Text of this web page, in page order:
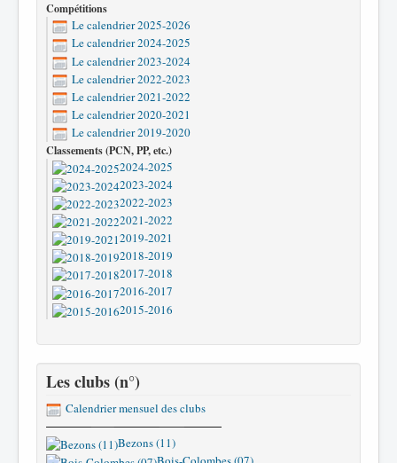
Compétitions
Le calendrier 2025-2026
Le calendrier 2024-2025
Le calendrier 2023-2024
Le calendrier 2022-2023
Le calendrier 2021-2022
Le calendrier 2020-2021
Le calendrier 2019-2020
Classements (PCN, PP, etc.)
2024-2025
2023-2024
2022-2023
2021-2022
2019-2021
2018-2019
2017-2018
2016-2017
2015-2016
Les clubs (n°)
Calendrier mensuel des clubs
Bezons (11)